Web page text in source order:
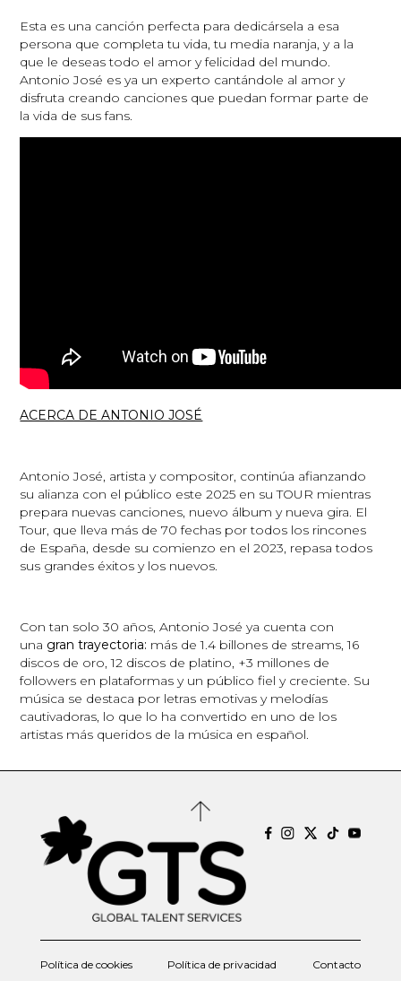
Esta es una canción perfecta para dedicársela a esa
persona que completa tu vida, tu media naranja, y a la
que le deseas todo el amor y felicidad del mundo.
Antonio José es ya un experto cantándole al amor y
disfruta creando canciones que puedan formar parte de
la vida de sus fans.
ACERCA DE ANTONIO JOSÉ
Antonio José, artista y compositor, continúa afianzando
su alianza con el público este 2025 en su TOUR mientras
prepara nuevas canciones, nuevo álbum y nueva gira. El
Tour, que lleva más de 70 fechas por todos los rincones
de España, desde su comienzo en el 2023, repasa todos
sus grandes éxitos y los nuevos.
Con tan solo 30 años, Antonio José ya cuenta con
una gran trayectoria: más de 1.4 billones de streams, 16
discos de oro, 12 discos de platino, +3 millones de
followers en plataformas y un público fiel y creciente. Su
música se destaca por letras emotivas y melodías
cautivadoras, lo que lo ha convertido en uno de los
artistas más queridos de la música en español.
Política de cookies Política de privacidad Contacto